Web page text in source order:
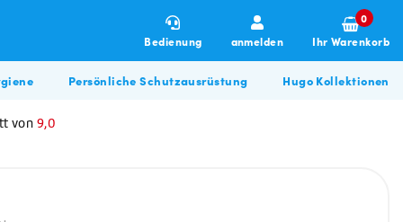
Bedienung anmelden
0
Ihr Warenkorb
Persönliche Schutzausrüstung Hugo Kollektionen
von 9,0